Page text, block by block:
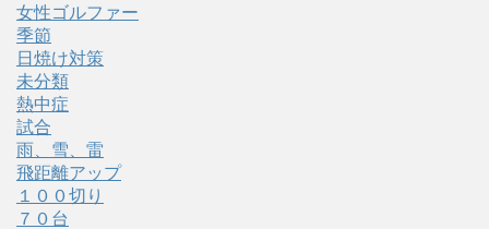
女性ゴルファー
季節
日焼け対策
未分類
熱中症
試合
雨、雪、雷
飛距離アップ
１００切り
７０台